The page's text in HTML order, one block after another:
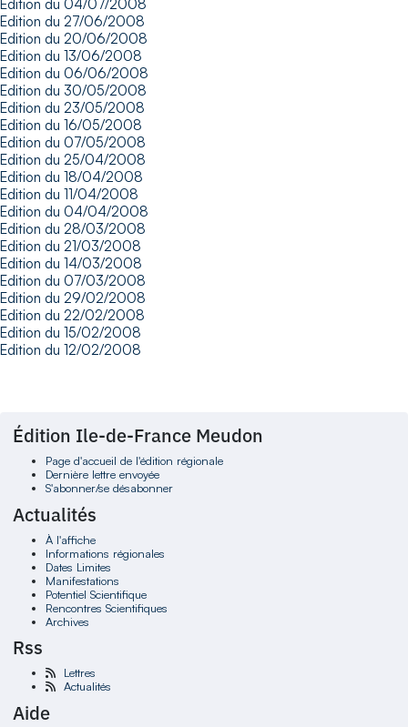
Edition du 04/07/2008
Edition du 27/06/2008
Edition du 20/06/2008
Edition du 13/06/2008
Edition du 06/06/2008
Edition du 30/05/2008
Edition du 23/05/2008
Edition du 16/05/2008
Edition du 07/05/2008
Edition du 25/04/2008
Edition du 18/04/2008
Edition du 11/04/2008
Edition du 04/04/2008
Edition du 28/03/2008
Edition du 21/03/2008
Edition du 14/03/2008
Edition du 07/03/2008
Edition du 29/02/2008
Edition du 22/02/2008
Edition du 15/02/2008
Edition du 12/02/2008
Édition Ile-de-France Meudon
Page d'accueil de l'édition régionale
Dernière lettre envoyée
S'abonner/se désabonner
Actualités
À l'affiche
Informations régionales
Dates Limites
Manifestations
Potentiel Scientifique
Rencontres Scientifiques
Archives
Rss
Lettres
Actualités
Aide